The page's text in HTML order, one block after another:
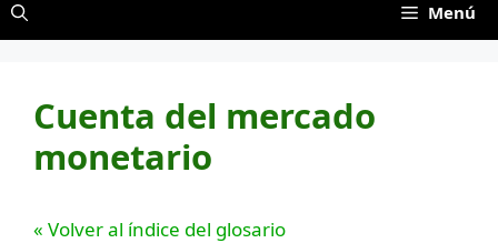
Menú
Cuenta del mercado
monetario
« Volver al índice del glosario